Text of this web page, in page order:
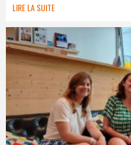
LIRE LA SUITE